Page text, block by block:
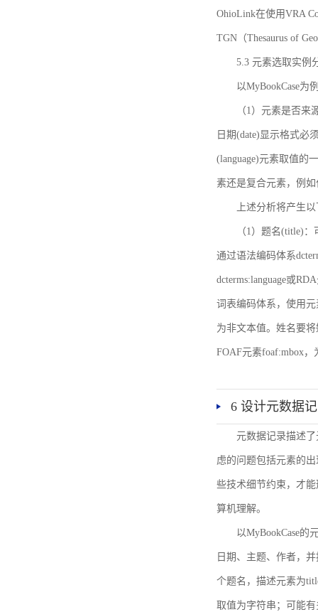
OhioLink在使用VRA
TGN（Thesaurus of
5.3 元素选取实例
以MyBookCase为
（1）元素是否
日期(date)显示格式必
(language)元素取值的
素还是复合元素，例
上述分析将产生
（1）题名(title)
通过语法编码体系
dcterms:language或
词表编码体系，使用元
为非文本值。姓名要
FOAF元素foaf:mbox，
6 设计元数据
元数据记录描述
虑的问题包括元素的
些技术细节约束，才
算机理解。
以MyBookCase的
日期、主题、作者，
个题名，描述元素为
取值为字符串；可能